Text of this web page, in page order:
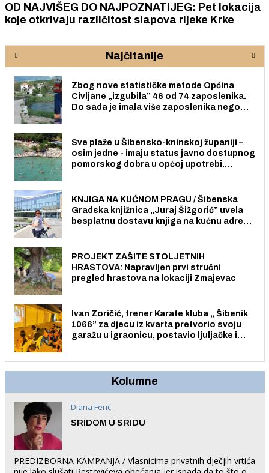
OD NAJVIŠEG DO NAJPOZNATIJEG: Pet lokacija
koje otkrivaju različitost slapova rijeke Krke
Najčitanije
Zbog nove statističke metode Općina
Civljane „izgubila” 46 od 74 zaposlenika.
Do sada je imala više zaposlenika nego
Sve plaže u Šibensko-kninskoj županiji –
osim jedne - imaju status javno dostupnog
pomorskog dobra u općoj upotrebi.
KNJIGA NA KUĆNOM PRAGU / Šibenska
Gradska knjižnica „Juraj Šižgorić” uvela
besplatnu dostavu knjiga na kućnu adresu
PROJEKT ZAŠITE STOLJETNIH
HRASTOVA: Napravljen prvi stručni
pregled hrastova na lokaciji Zmajevac
Ivan Zoričić, trener Karate kluba „ Šibenik
1066” za djecu iz kvarta pretvorio svoju
garažu u igraonicu, postavio ljuljačke i
Kolumne
Diana Ferić
SRIDOM U SRIDU
PREDIZBORNA KAMPANJA / Vlasnicima privatnih dječjih vrtića